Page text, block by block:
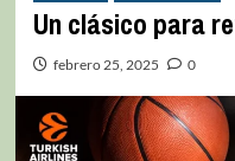
Un clásico para
febrero 25, 2025 0